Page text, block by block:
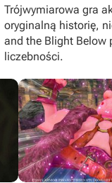
Trójwymiarowa gra
oryginalną historię,
and the Blight Below
liczebności.